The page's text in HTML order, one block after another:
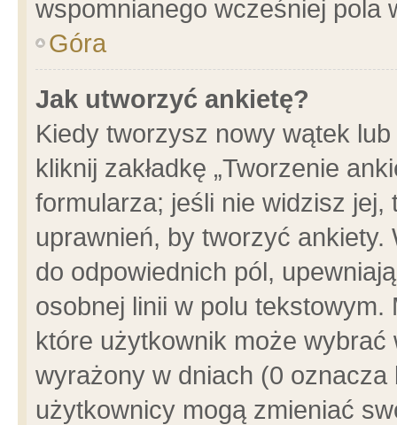
wspomnianego wcześniej pola
Góra
Jak utworzyć ankietę?
Kiedy tworzysz nowy wątek
kliknij zakładkę „Tworzenie
formularza; jeśli nie widzisz
uprawnień, by tworzyć ankiety.
do odpowiednich pól,
osobnej linii w polu
które użytkownik może
wyrażony w dniach (0
użytkownicy mogą zmieniać